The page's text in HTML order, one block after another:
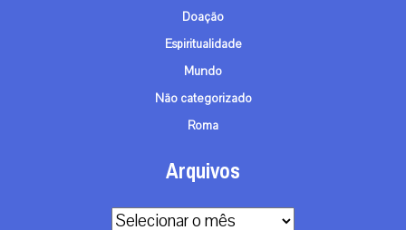
Doação
Espiritualidade
Mundo
Não categorizado
Roma
Arquivos
Arquivos